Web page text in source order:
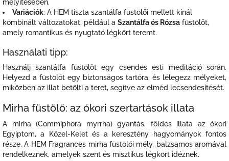
mélyítésében.
Variációk: A HEM tiszta szantálfa füstölői mellett kínál
kombinált változatokat, például a Szantálfa és Rózsa füstölőt,
amely romantikus és nyugtató légkört teremt.
Használati tipp:
Használj szantálfa füstölőt egy csendes esti meditáció során.
Helyezd a füstölőt egy biztonságos tartóra, és lélegezz mélyeket,
miközben az illat betölti a teret, segítve az elméd lecsendesítését.
Mirha füstölő: az ókori szertartások illata
A mirha (Commiphora myrrha) gyantás, földes illata az ókori
Egyiptom, a Közel-Kelet és a keresztény hagyományok fontos
része. A HEM Fragrances mirha füstölői mély, balzsamos aromával
rendelkeznek, amelyek szent és misztikus légkört idéznek.